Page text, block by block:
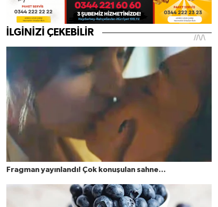
Manşetler
Resmi İlan
Spor
SürManşet
KAHRAMANMARAŞ